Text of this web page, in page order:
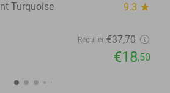
Turquoise
9.3 star
Regulier €37,70
€18,50